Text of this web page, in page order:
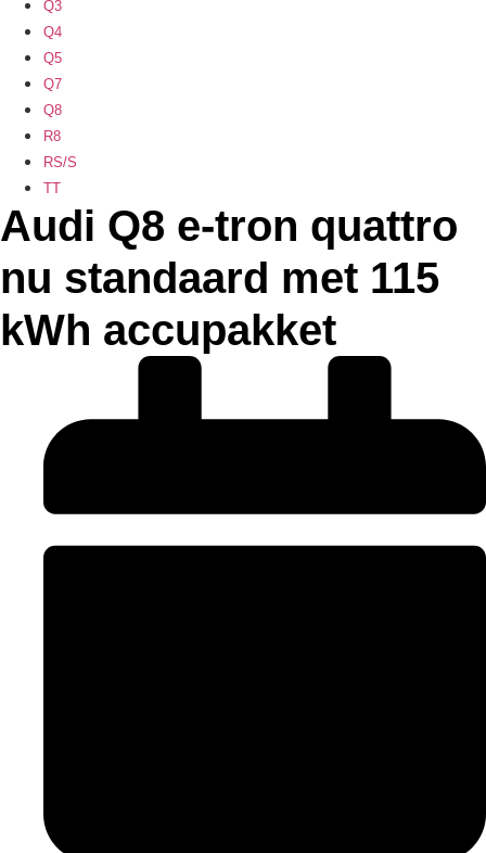
Q3
Q4
Q5
Q7
Q8
R8
RS/S
TT
Audi Q8 e-tron quattro
nu standaard met 115
kWh accupakket